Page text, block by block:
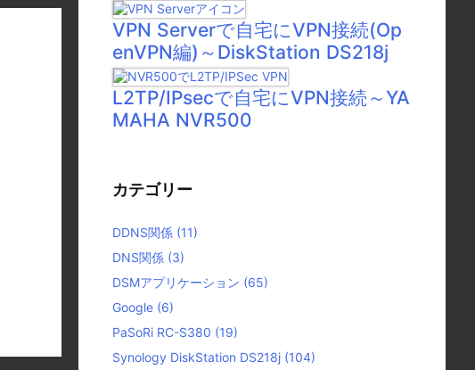
VPN Serverで自宅にVPN接続(Op
enVPN編)～DiskStation DS218j
L2TP/IPsecで自宅にVPN接続～YA
MAHA NVR500
カテゴリー
DDNS関係 (11)
DNS関係 (3)
DSMアプリケーション (65)
Google (6)
PaSoRi RC-S380 (19)
Synology DiskStation DS218j (104)